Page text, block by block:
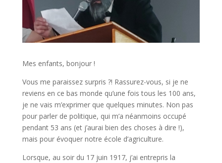
Mes enfants, bonjour !
Vous me paraissez surpris ?! Rassurez-vous, si je ne
reviens en ce bas monde qu’une fois tous les 100 ans,
je ne vais m’exprimer que quelques minutes. Non pas
pour parler de politique, qui m’a néanmoins occupé
pendant 53 ans (et j’aurai bien des choses à dire !),
mais pour évoquer notre école d’agriculture.
Lorsque, au soir du 17 juin 1917, j’ai entrepris la